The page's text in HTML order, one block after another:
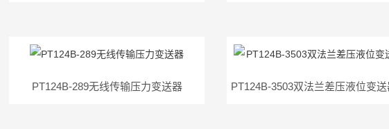
PT124B-289无线传输压力变送器 PT124B-3503双法兰差压液位变